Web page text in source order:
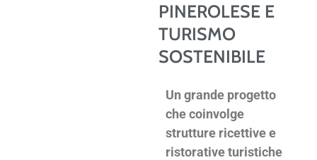
PINEROLESE E
TURISMO
SOSTENIBILE
Un grande progetto
che coinvolge
strutture ricettive e
ristorative turistiche